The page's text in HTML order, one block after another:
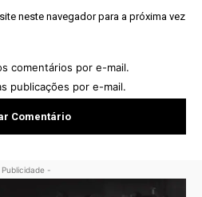
neste navegador para a próxima vez
comentários por e-mail.
publicações por e-mail.
-